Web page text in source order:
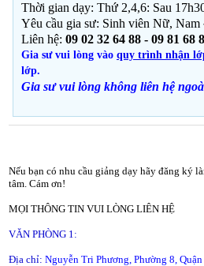
Thời gian dạy: Thứ 2,4,6: Sau
Yêu cầu gia sư: Sinh viên Nữ, Nam
Liên hệ: 09 02 32 64 88 - 09 81 68
Gia sư vui lòng vào quy trình nhận
lớp.
Gia sư vui lòng không liên hệ
Nếu bạn có nhu cầu giảng dạy hãy đăng ký
tâm. Cám ơn!
MỌI THÔNG TIN VUI LÒNG LIÊN HỆ
VĂN PHÒNG 1:
Địa chỉ: Nguyễn Tri Phương, Phường 8, Quận